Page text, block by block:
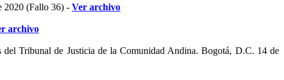
2020 (Fallo 36) - Ver archivo
archivo
Tribunal de Justicia de la Comunidad Andina. Bogotá, D.C. 14 de